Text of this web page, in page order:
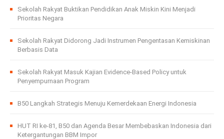
Sekolah Rakyat Buktikan Pendidikan Anak Miskin Kini Menjadi
Prioritas Negara
Sekolah Rakyat Didorong Jadi Instrumen Pengentasan Kemiskinan
Berbasis Data
Sekolah Rakyat Masuk Kajian Evidence-Based Policy untuk
Penyempurnaan Program
B50 Langkah Strategis Menuju Kemerdekaan Energi Indonesia
HUT RI ke-81, B50 dan Agenda Besar Membebaskan Indonesia dari
Ketergantungan BBM Impor